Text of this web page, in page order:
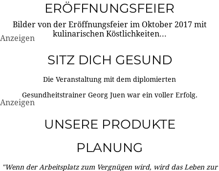
ERÖFFNUNGSFEIER
Bilder von der Eröffnungsfeier im Oktober 2017 mit
kulinarischen Köstlichkeiten...
Anzeigen
SITZ DICH GESUND
Die Veranstaltung mit dem diplomierten
Gesundheitstrainer Georg Juen war ein voller Erfolg.
Anzeigen
UNSERE PRODUKTE
PLANUNG
"Wenn der Arbeitsplatz zum Vergnügen wird, wird das Leben zur